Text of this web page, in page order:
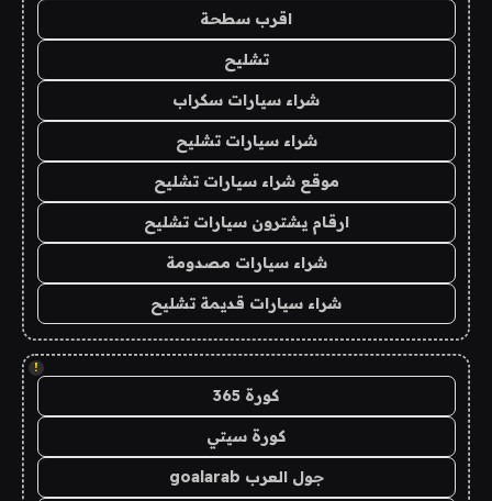
اقرب سطحة
تشليح
شراء سيارات سكراب
شراء سيارات تشليح
موقع شراء سيارات تشليح
ارقام يشترون سيارات تشليح
شراء سيارات مصدومة
شراء سيارات قديمة تشليح
!
كورة 365
كورة سيتي
جول العرب goalarab